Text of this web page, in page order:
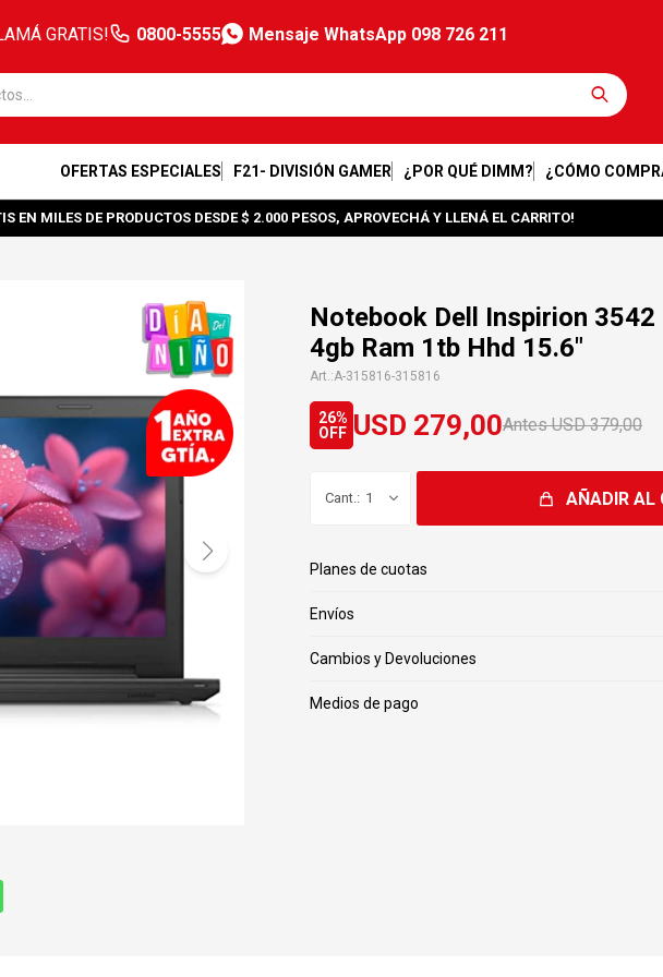
GRATIS! 0800-5555 Mensaje WhatsApp 098 726 211
OFERTAS ESPECIALES F21- DIVISIÓN GAMER ¿POR QUÉ DIMM? ¿CÓMO
EN MILES DE PRODUCTOS DESDE $ 2.000 PESOS, APROVECHÁ Y LLENÁ EL CARRITO!
Notebook Dell Inspirion 3542
4gb Ram 1tb Hhd 15.6"
A-315816-315816
USD 279,00 USD 379,00
26
1 AÑADIR AL
Planes de cuotas
Envíos
Cambios y Devoluciones
Medios de pago